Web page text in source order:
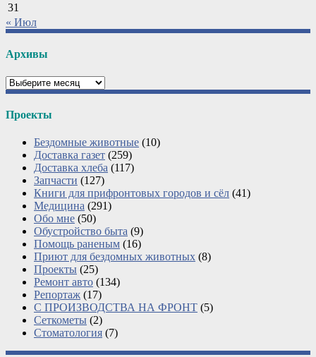
31
« Июл
Архивы
Архивы
Проекты
Бездомные животные (10)
Доставка газет (259)
Доставка хлеба (117)
Запчасти (127)
Книги для прифронтовых городов и сёл (41)
Медицина (291)
Обо мне (50)
Обустройство быта (9)
Помощь раненым (16)
Приют для бездомных животных (8)
Проекты (25)
Ремонт авто (134)
Репортаж (17)
С ПРОИЗВОДСТВА НА ФРОНТ (5)
Сеткометы (2)
Стоматология (7)